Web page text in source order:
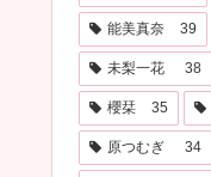
能美真奈 39
未梨一花 38
櫻栞 35
原つむぎ 34